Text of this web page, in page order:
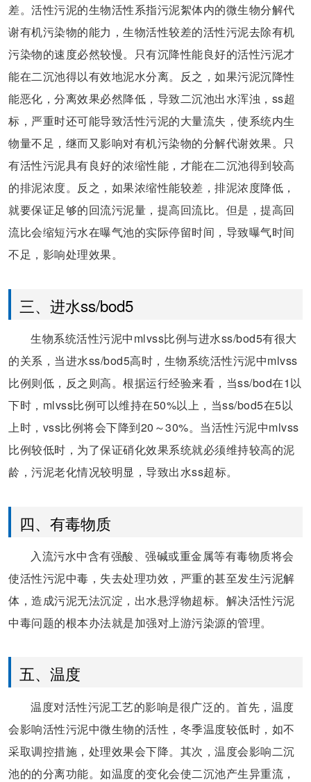
差。活性污泥的生物活性系指污泥絮体内的微生物分解代
谢有机污染物的能力，生物活性较差的活性污泥去除有机
污染物的速度必然较慢。只有沉降性能良好的活性污泥才
能在二沉池得以有效地泥水分离。反之，如果污泥沉降性
能恶化，分离效果必然降低，导致二沉池出水浑浊，ss超
标，严重时还可能导致活性污泥的大量流失，使系统内生
物量不足，继而又影响对有机污染物的分解代谢效果。只
有活性污泥具有良好的浓缩性能，才能在二沉池得到较高
的排泥浓度。反之，如果浓缩性能较差，排泥浓度降低，
就要保证足够的回流污泥量，提高回流比。但是，提高回
流比会缩短污水在曝气池的实际停留时间，导致曝气时间
不足，影响处理效果。
三、进水ss/bod5
生物系统活性污泥中mlvss比例与进水ss/bod5有很大
的关系，当进水ss/bod5高时，生物系统活性污泥中mlvss
比例则低，反之则高。根据运行经验来看，当ss/bod在1以
下时，mlvss比例可以维持在50%以上，当ss/bod5在5以
上时，vss比例将会下降到20～30%。当活性污泥中mlvss
比例较低时，为了保证硝化效果系统就必须维持较高的泥
龄，污泥老化情况较明显，导致出水ss超标。
四、有毒物质
入流污水中含有强酸、强碱或重金属等有毒物质将会
使活性污泥中毒，失去处理功效，严重的甚至发生污泥解
体，造成污泥无法沉淀，出水悬浮物超标。解决活性污泥
中毒问题的根本办法就是加强对上游污染源的管理。
五、温度
温度对活性污泥工艺的影响是很广泛的。首先，温度
会影响活性污泥中微生物的活性，冬季温度较低时，如不
采取调控措施，处理效果会下降。其次，温度会影响二沉
池的的分离功能。如温度的变化会使二沉池产生异重流，